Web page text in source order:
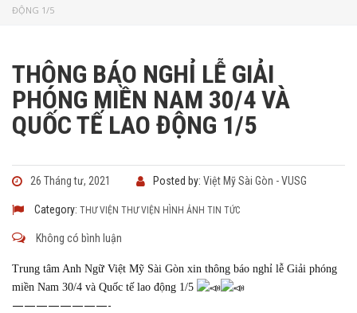
ĐỘNG 1/5
THÔNG BÁO NGHỈ LỄ GIẢI
PHÓNG MIỀN NAM 30/4 VÀ
QUỐC TẾ LAO ĐỘNG 1/5
26 Tháng tư, 2021 Posted by: Việt Mỹ Sài Gòn - VUSG
Category: THƯ VIỆN THƯ VIỆN HÌNH ẢNH TIN TỨC
Không có bình luận
Trung tâm Anh Ngữ Việt Mỹ Sài Gòn xin thông báo nghỉ lễ Giải phóng
miền Nam 30/4 và Quốc tế lao động 1/5
————————-